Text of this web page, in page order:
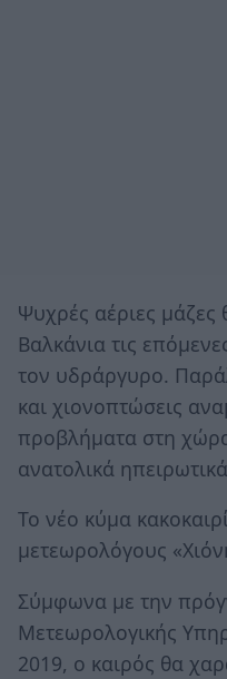
Ψυχρές αέριες μάζες
Βαλκάνια τις
τον υδράργυρο.
και χιονοπτώσεις
προβλήματα στη
ανατολικά
Το νέο κύμα
μετεωρολόγους
Σύμφωνα με την
Μετεωρολογικής
2019, ο καιρός θα